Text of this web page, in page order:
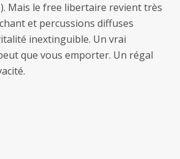
Mais le free libertaire revient très
et percussions diffuses
inextinguible. Un vrai
que vous emporter. Un régal